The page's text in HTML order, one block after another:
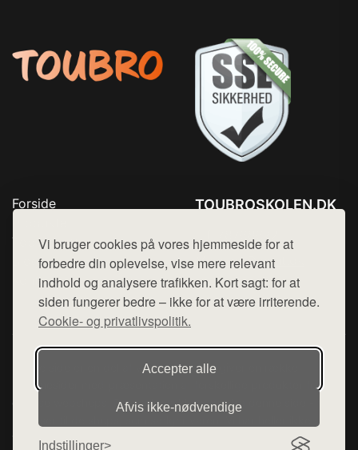
Vi bruger cookies på vores hjemmeside for at
forbedre din oplevelse, vise mere relevant
indhold og analysere trafikken. Kort sagt: for at
siden fungerer bedre – ikke for at være irriterende.
Cookie- og privatlivspolitik.
Accepter alle
Afvis ikke‑nødvendige
Indstillinger
Forside
Top Rabatter
Blog
Kontakt
TOUBROSKOLEN.DK
Mail: hej@want.dk
Cookie- og privatlivspolitik
Denne side er en del af want.dk, der udgiver en række
hjemmesider med præsentation af forskellige produkter fra
diverse webshops. Der sælges ikke varer fra denne side - vi
henviser til de shops, som sælger varen. Vi har heller ikke
varerne på lager.